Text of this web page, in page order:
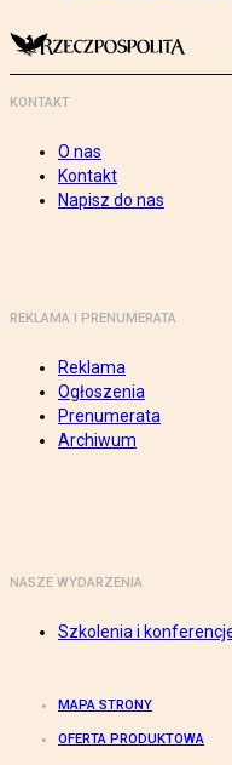
KONTAKT
O nas
Kontakt
Napisz do nas
REKLAMA I PRENUMERATA
Reklama
Ogłoszenia
Prenumerata
Archiwum
NASZE WYDARZENIA
Szkolenia i
MAPA STRONY
OFERTA PRODUKTOWA